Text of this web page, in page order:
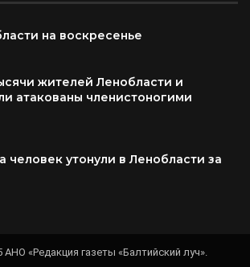
на воскресенье
жителей Ленобласти и
атакованы членистоногими
человек утонули в Ленобласти за
«Редакция газеты «Балтийский луч».